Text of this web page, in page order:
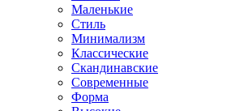
Маленькие
Стиль
Минимализм
Классические
Скандинавские
Современные
Форма